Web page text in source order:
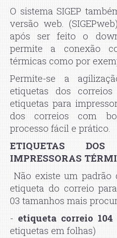
O sistema SIGEP
versão web.
após ser feito o
permite a conexão
térmicas como por
Permite-se a
etiquetas dos
etiquetas para
dos correios com
processo fácil e prático.
ETIQUETAS
IMPRESSORAS
Não existe um padrão
etiqueta do correio
03 tamanhos mais
- etiqueta correio
etiquetas em folhas)